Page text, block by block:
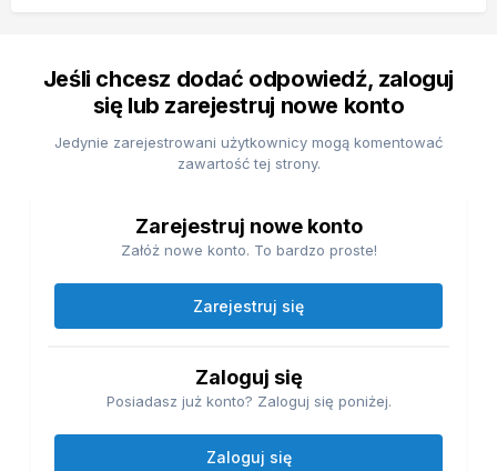
Jeśli chcesz dodać odpowiedź, zaloguj
się lub zarejestruj nowe konto
Jedynie zarejestrowani użytkownicy mogą komentować
zawartość tej strony.
Zarejestruj nowe konto
Załóż nowe konto. To bardzo proste!
Zarejestruj się
Zaloguj się
Posiadasz już konto? Zaloguj się poniżej.
Zaloguj się